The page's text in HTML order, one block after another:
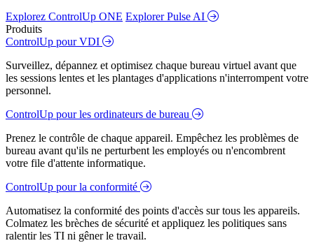
Explorez ControlUp ONE Explorer Pulse AI
Produits
ControlUp pour VDI
Surveillez, dépannez et optimisez chaque bureau virtuel avant que
les sessions lentes et les plantages d'applications n'interrompent votre
personnel.
ControlUp pour les ordinateurs de bureau
Prenez le contrôle de chaque appareil. Empêchez les problèmes de
bureau avant qu'ils ne perturbent les employés ou n'encombrent
votre file d'attente informatique.
ControlUp pour la conformité
Automatisez la conformité des points d'accès sur tous les appareils.
Colmatez les brèches de sécurité et appliquez les politiques sans
ralentir les TI ni gêner le travail.